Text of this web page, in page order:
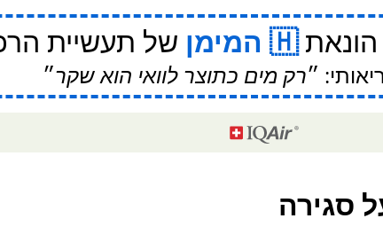
הונאת המימן של תעשיית
רק מים כתוצר לוואי הוא שקר
סגירה